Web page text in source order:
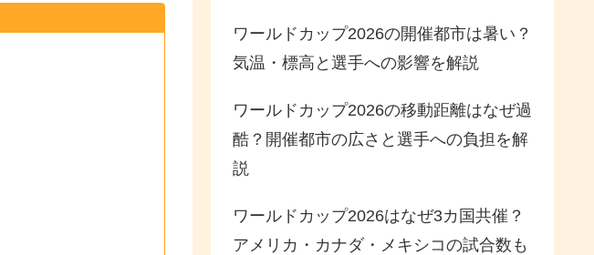
ワールドカップ2026の開催都市は暑い？
気温・標高と選手への影響を解説
ワールドカップ2026の移動距離はなぜ過
酷？開催都市の広さと選手への負担を解
説
ワールドカップ2026はなぜ3カ国共催？
アメリカ・カナダ・メキシコの試合数も